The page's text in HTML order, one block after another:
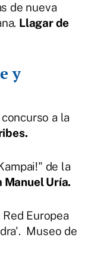
de nueva
Llagar de
y
a la
de la
Manuel Uría.
Red Europea
Museo de